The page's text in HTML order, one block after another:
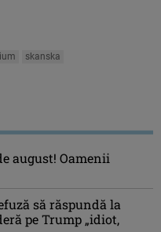
skanska
august! Oamenii
să răspundă la
pe Trump „idiot,